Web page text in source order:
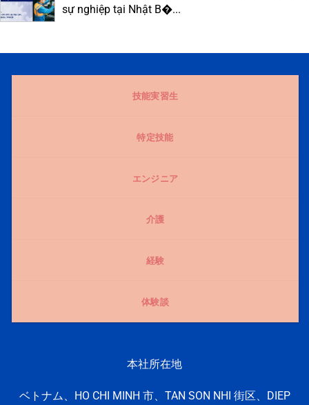
sự nghiệp tại Nhật B�...
技能実習生
特定技能
エンジニア
介護
経験
体験談
本社所在地
ベトナム、HO CHI MINH 市、TAN SON NHI 街区、DIEP